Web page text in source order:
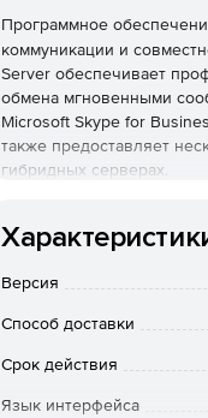
Программное
коммуникации и
Server обеспечивает
обмена мгновенными
Microsoft Skype for
также предоставляет
гибридных серверах.
автоматически
Унифицированная
Версия
Способ доставки
Срок действия
Язык интерфейса